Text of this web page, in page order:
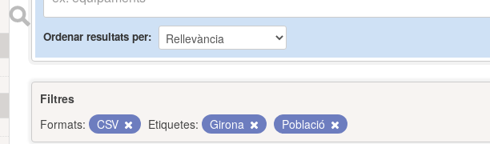
Ordenar resultats per
Filtres
Formats:
CSV Etiquetes: Girona Població